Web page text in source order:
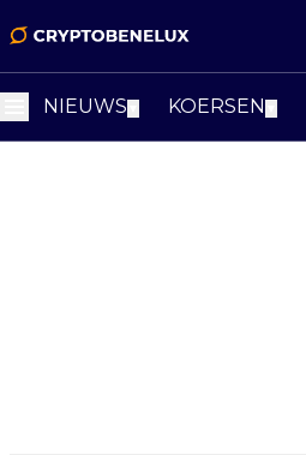
NIEUWS KOERSEN